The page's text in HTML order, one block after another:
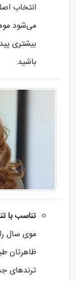
انتخاب
می‌شود
بیشتری
باشید.
تناسب با
موی سال
ظاهرتان
ترندهای